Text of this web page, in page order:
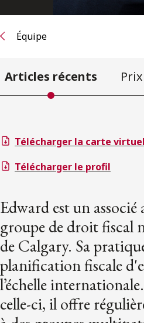
Équipe
Articles récents
Télécharger la carte
Télécharger le profil
Edward est un
groupe de droit fiscal
de Calgary. Sa
planification fiscale
l’échelle
celle-ci, il offre